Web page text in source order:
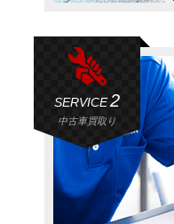
SERVICE2
中古車買取り